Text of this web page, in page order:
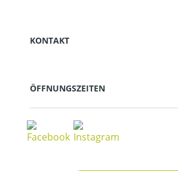
KONTAKT
ÖFFNUNGSZEITEN